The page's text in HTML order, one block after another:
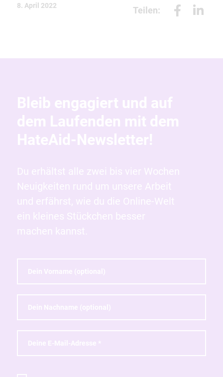
8. April 2022 Teilen:
Bleib engagiert und auf
dem Laufenden mit dem
HateAid-Newsletter!
Du erhältst alle zwei bis vier Wochen
Neuigkeiten rund um unsere Arbeit
und erfährst, wie du die Online-Welt
ein kleines Stückchen besser
machen kannst.